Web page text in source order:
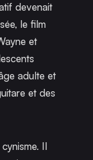
devenait
le film
et
adulte et
et des
Il